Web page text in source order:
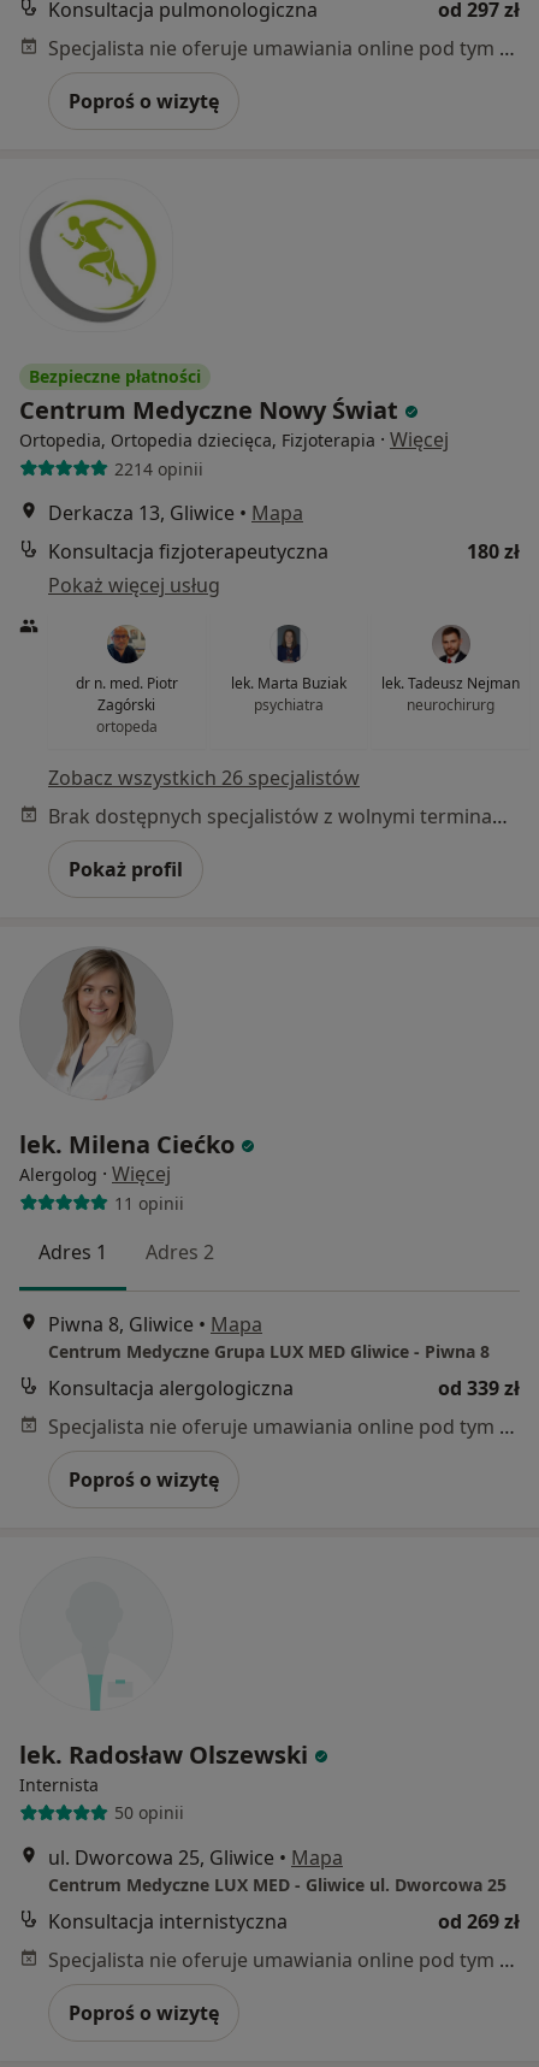
Konsultacja pulmonologiczna
od 297 zł
Specjalista nie oferuje umawiania online pod tym adresem.
Poproś o wizytę
Bezpieczne płatności
Centrum Medyczne Nowy Świat
Ortopedia, Ortopedia dziecięca, Fizjoterapia · Więcej
2214 opinii
Derkacza 13, Gliwice • Mapa
Konsultacja fizjoterapeutyczna
180 zł
Pokaż więcej usług
dr n. med. Piotr
Zagórski
ortopeda
lek. Marta Buziak
psychiatra
lek. Tadeusz Nejman
neurochirurg
Zobacz wszystkich 26 specjalistów
Brak dostępnych specjalistów z wolnymi terminami w tym centrum medycznym.
Pokaż profil
lek. Milena Ciećko
Alergolog · Więcej
11 opinii
Adres 1 Adres 2
Piwna 8, Gliwice • Mapa
Centrum Medyczne Grupa LUX MED Gliwice - Piwna 8
Konsultacja alergologiczna
od 339 zł
Specjalista nie oferuje umawiania online pod tym adresem.
Poproś o wizytę
lek. Radosław Olszewski
Internista
50 opinii
ul. Dworcowa 25, Gliwice • Mapa
Centrum Medyczne LUX MED - Gliwice ul. Dworcowa 25
Konsultacja internistyczna
od 269 zł
Specjalista nie oferuje umawiania online pod tym adresem.
Poproś o wizytę